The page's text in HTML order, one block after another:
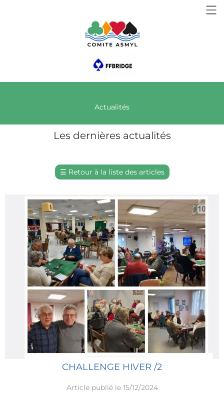
Actualités
Les dernières actualités
☰ Retour à la liste des articles
CHALLENGE HIVER /2
Article publié le 15/12/2024